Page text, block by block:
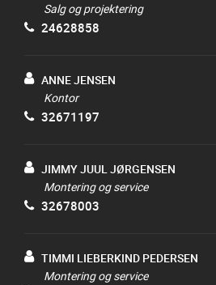
Salg og projektering
24628858
ANNE JENSEN
Kontor
32671197
JIMMY JUUL JØRGENSEN
Montering og service
32678003
TIMMI LIEBERKIND PEDERSEN
Montering og service